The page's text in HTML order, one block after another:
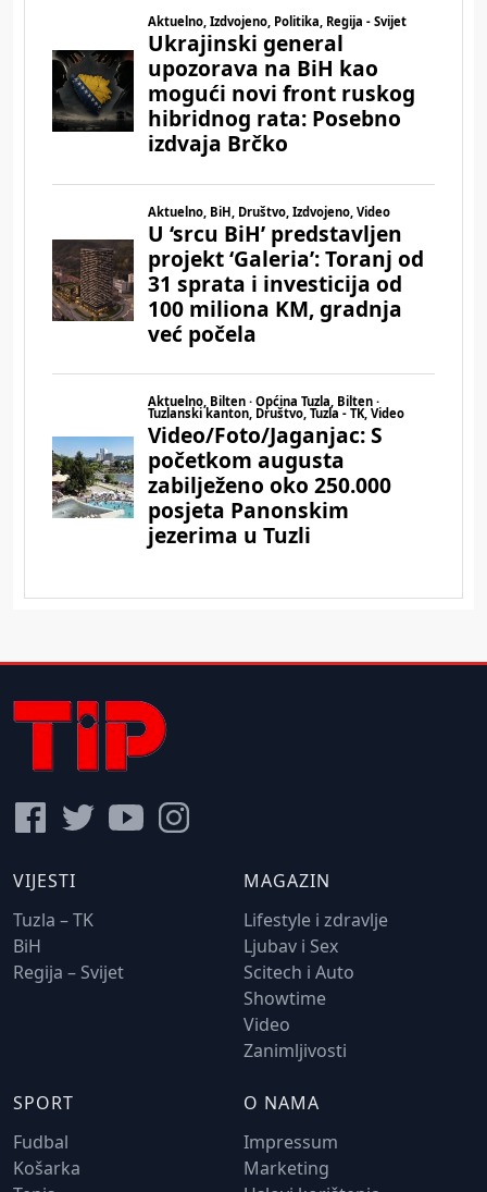
VIJESTI
Tuzla – TK
BiH
Regija – Svijet
MAGAZIN
Lifestyle i zdravlje
Ljubav i Sex
Scitech i Auto
Showtime
Video
Zanimljivosti
SPORT
Fudbal
Košarka
O NAMA
Impressum
Marketing